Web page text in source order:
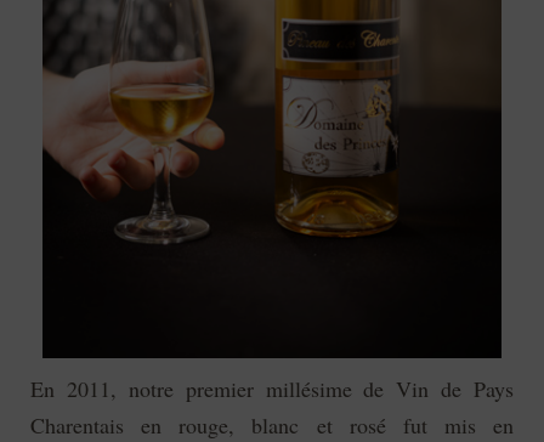
En 2011, notre premier millésime de Vin de Pays
Charentais en rouge, blanc et rosé fut mis en